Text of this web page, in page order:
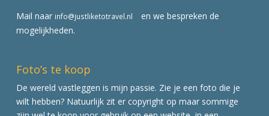
Mail naar info@justliketotravel.nl
en we bespreken de
mogelijkheden.
Foto’s te koop
De wereld vastleggen is mijn passie. Zie je een foto die je
wilt hebben? Natuurlijk zit er copyright op maar sommige